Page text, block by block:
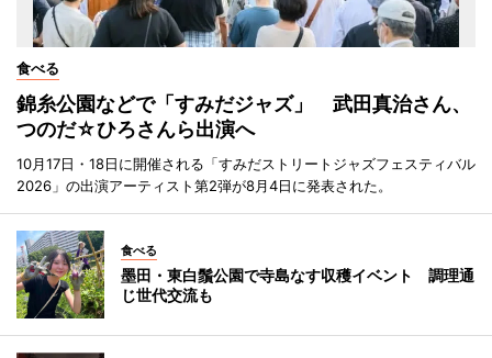
食べる
錦糸公園などで「すみだジャズ」 武田真治さん、
つのだ☆ひろさんら出演へ
10月17日・18日に開催される「すみだストリートジャズフェスティバル
2026」の出演アーティスト第2弾が8月4日に発表された。
食べる
墨田・東白鬚公園で寺島なす収穫イベント 調理通
じ世代交流も